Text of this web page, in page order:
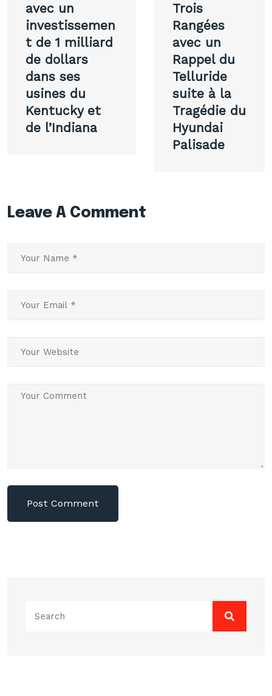
avec un
investissemen
t de 1 milliard
de dollars
dans ses
usines du
Kentucky et
de l’Indiana
Trois
Rangées
avec un
Rappel du
Telluride
suite à la
Tragédie du
Hyundai
Palisade
Leave A Comment
for: